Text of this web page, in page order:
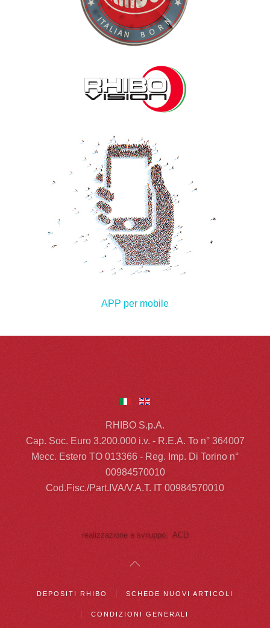
APP per mobile
RHIBO S.p.A.
Cap. Soc. Euro 3.200.000 i.v. - R.E.A. To n° 364007
Mecc. Estero TO 013366 - Reg. Imp. Di Torino n°
00984570010
Cod.Fisc./Part.IVA/V.A.T. IT 00984570010
realizzazione e sviluppo: ACD
DEPOSITI RHIBO SCHEDE NUOVI ARTICOLI
CONDIZIONI GENERALI